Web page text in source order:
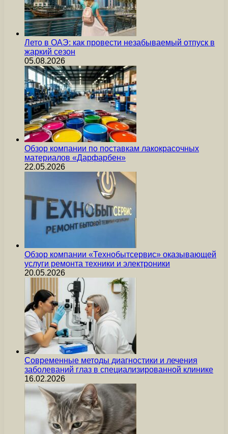
Лето в ОАЭ: как провести незабываемый отпуск в
жаркий сезон
05.08.2026
Обзор компании по поставкам лакокрасочных
материалов «Дарфарбен»
22.05.2026
Обзор компании «Технобытсервис» оказывающей
услуги ремонта техники и электроники
20.05.2026
Современные методы диагностики и лечения
заболеваний глаз в специализированной клинике
16.02.2026